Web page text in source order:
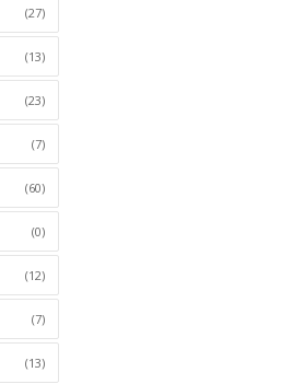
(27)
(13)
(23)
(7)
(60)
(0)
(12)
(7)
(13)